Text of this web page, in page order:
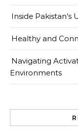
Inside Pakistan’s
Healthy and
Navigating
Environments